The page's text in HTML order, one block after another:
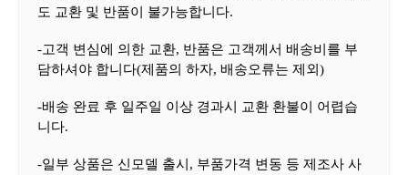
도 교환 및 반품이 불가능합니다.
-고객 변심에 의한 교환, 반품은 고객께서 배송비를 부
담하셔야 합니다(제품의 하자, 배송오류는 제외 )
-배송 완료 후 일주일 이상 경과시 교환 환불이 어렵습
니다.
-일부 상품은 신모델 출시 , 부품가격 변동 등 제조사 사